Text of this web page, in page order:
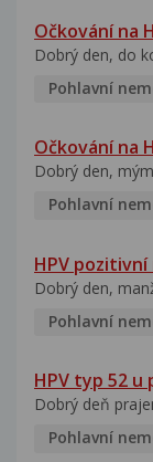
Očkování na
Dobrý den, do
Pohlavní
Očkování na
Dobrý den,
Pohlavní
HPV pozitivní
Dobrý den,
Pohlavní
HPV typ 52
Dobrý deň
Pohlavní